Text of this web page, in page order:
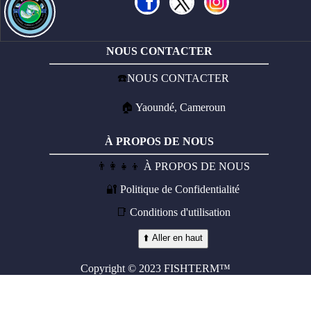
NOUS CONTACTER
☎️NOUS CONTACTER
🏠 Yaoundé, Cameroun
À PROPOS DE NOUS
👨‍👩‍👧‍👦 À PROPOS DE NOUS
🔐 Politique de Confidentialité
📑 Conditions d'utilisation
⬆️ Aller en haut
Copyright © 2023 FISHTERM™